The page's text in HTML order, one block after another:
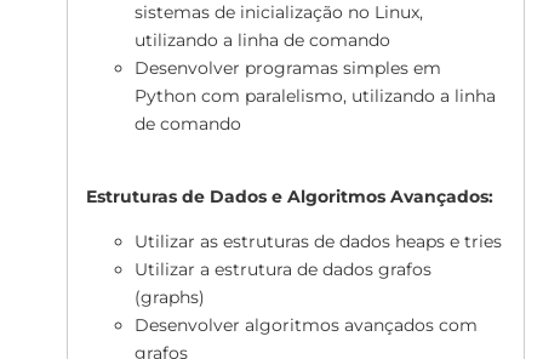
sistemas de inicialização no Linux,
utilizando a linha de comando
Desenvolver programas simples em
Python com paralelismo, utilizando a linha
de comando
Estruturas de Dados e Algoritmos Avançados:
Utilizar as estruturas de dados heaps e tries
Utilizar a estrutura de dados grafos
(graphs)
Desenvolver algoritmos avançados com
grafos